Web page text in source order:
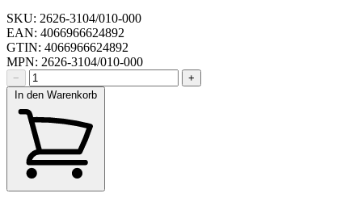
SKU: 2626-3104/010-000
EAN: 4066966624892
GTIN: 4066966624892
MPN: 2626-3104/010-000
−
+
In den Warenkorb